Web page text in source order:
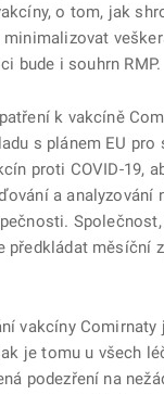
o tom, jak
bude i souhrn RMP.
k vakcíně
s plánem EU pro
proti COVID-19,
a analyzování
předkládat měsíční
vakcíny
je tomu u všech
podezření na